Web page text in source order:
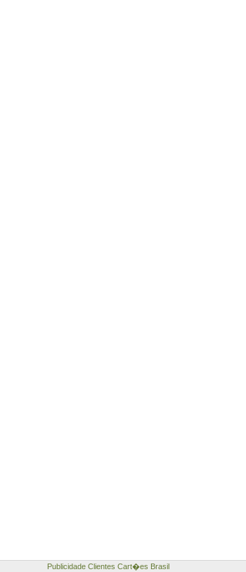
Publicidade Clientes Cart�es Brasil